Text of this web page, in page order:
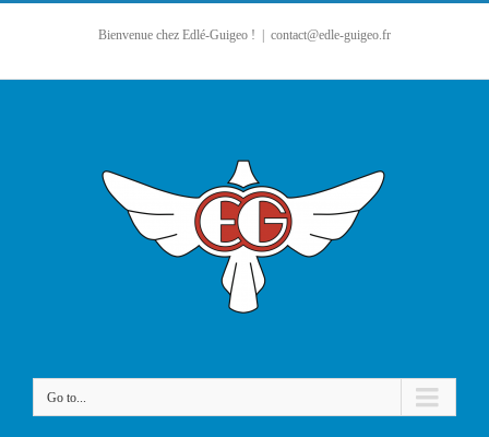
Bienvenue chez Edlé-Guigeo ! contact@edle-guigeo.fr
Go to...